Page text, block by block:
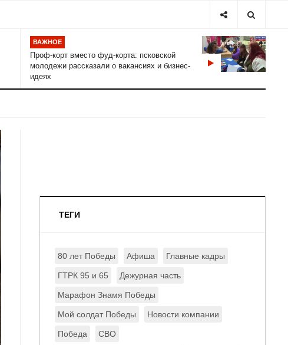
ВАЖНОЕ
Проф-корт вместо фуд-корта: псковской
молодежи рассказали о вакансиях и бизнес-
идеях
ТЕГИ
80 лет Победы Афиша Главные кадры
ГТРК 95 и 65 Дежурная часть
Марафон Знамя Победы
Мой солдат Победы Новости компании
Победа СВО